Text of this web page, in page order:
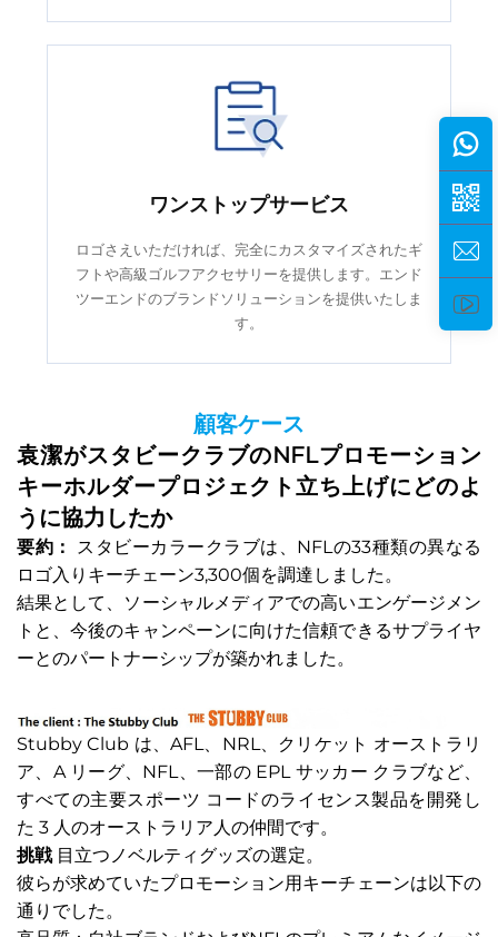
ワンストップサービス
ロゴさえいただければ、完全にカスタマイズされたギ
フトや高級ゴルフアクセサリーを提供します。エンド
ツーエンドのブランドソリューションを提供いたしま
す。
顧客ケース
袁潔がスタビークラブのNFLプロモーション
キーホルダープロジェクト立ち上げにどのよ
うに協力したか
要約：
スタビーカラークラブは、NFLの33種類の異なる
ロゴ入りキーチェーン3,300個を調達しました。
結果として、ソーシャルメディアでの高いエンゲージメン
トと、今後のキャンペーンに向けた信頼できるサプライヤ
ーとのパートナーシップが築かれました。
Stubby Club は、AFL、NRL、クリケット オーストラリ
ア、A リーグ、NFL、一部の EPL サッカー クラブなど、
すべての主要スポーツ コードのライセンス製品を開発し
た 3 人のオーストラリア人の仲間です。
挑戦 目立つノベルティグッズの選定。
彼らが求めていたプロモーション用キーチェーンは以下の
通りでした。